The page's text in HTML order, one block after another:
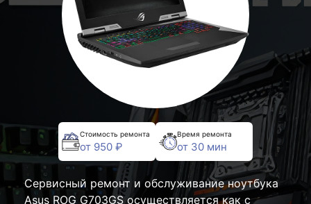
Стоимость ремонта
от 950 ₽
Время ремонта
от 30 мин
Сервисный ремонт и обслуживание ноутбука
Asus ROG G703GS осуществляется как с